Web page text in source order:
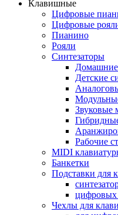
Клавишные
Цифровые
Цифровые
Пианино
Рояли
Синтезаторы
Домашние
Детские
Звуковые
Рабочие
MIDI
Банкетки
Подставки для
Чехлы для